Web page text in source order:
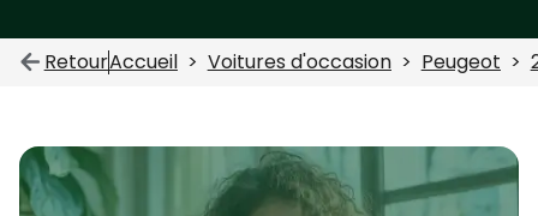
RetourAccueil Voitures d'occasion Peugeot